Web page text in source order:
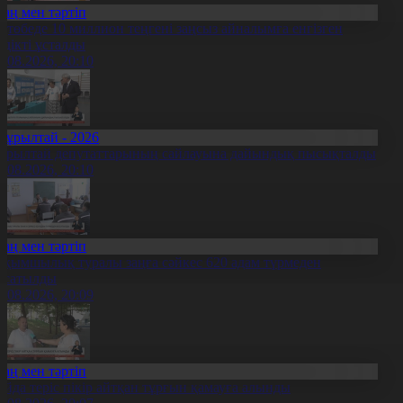
мен тәртіп
10 миллион теңгені заңсыз айналымға енгізген
ұсталды
20:10
- 2026
депутаттарының сайлауына дайындық пысықталды
20:10
мен тәртіп
туралы заңға сәйкес 620 адам түрмеден
20:09
мен тәртіп
теріс пікір айтқан тұрғын қамауға алынды